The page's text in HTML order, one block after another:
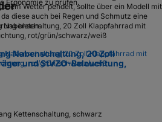
Ergonomie zu prüfen.
Wetter pendelt, sollte über ein Modell mit
diese auch bei Regen und Schmutz eine
bieten.
Nabenschaltung, 20 Zoll Klappfahrrad mit
rot/grün/schwarz/weiß
Nabenschaltung, 20 Zoll
und StVZO-Beleuchtung,
Kettenschaltung, schwarz